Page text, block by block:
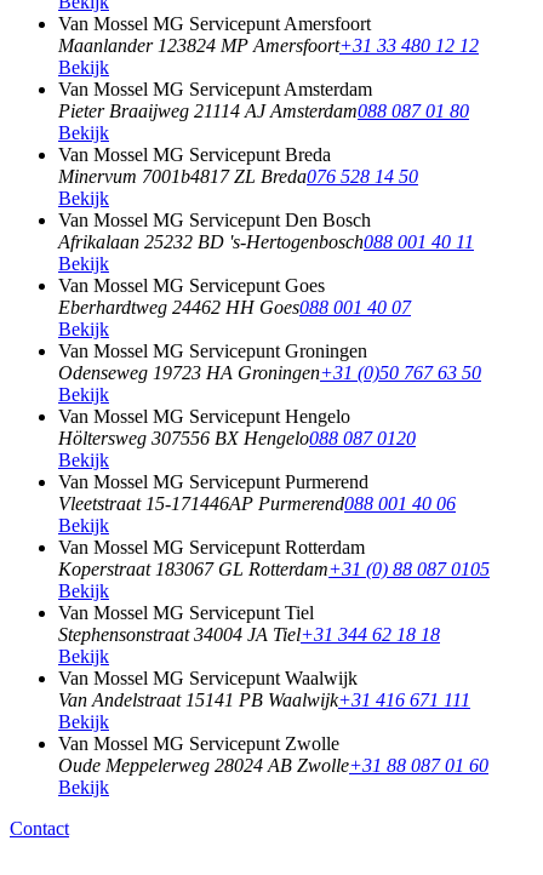
Van Mossel MG Servicepunt Amersfoort
Maanlander 123824 MP Amersfoort+31 33 480 12 12
Bekijk
Van Mossel MG Servicepunt Amsterdam
Pieter Braaijweg 21114 AJ Amsterdam088 087 01 80
Bekijk
Van Mossel MG Servicepunt Breda
Minervum 7001b4817 ZL Breda076 528 14 50
Bekijk
Van Mossel MG Servicepunt Den Bosch
Afrikalaan 25232 BD 's-Hertogenbosch088 001 40 11
Bekijk
Van Mossel MG Servicepunt Goes
Eberhardtweg 24462 HH Goes088 001 40 07
Bekijk
Van Mossel MG Servicepunt Groningen
Odenseweg 19723 HA Groningen+31 (0)50 767 63 50
Bekijk
Van Mossel MG Servicepunt Hengelo
Höltersweg 307556 BX Hengelo088 087 0120
Bekijk
Van Mossel MG Servicepunt Purmerend
Vleetstraat 15-171446AP Purmerend088 001 40 06
Bekijk
Van Mossel MG Servicepunt Rotterdam
Koperstraat 183067 GL Rotterdam+31 (0) 88 087 0105
Bekijk
Van Mossel MG Servicepunt Tiel
Stephensonstraat 34004 JA Tiel+31 344 62 18 18
Bekijk
Van Mossel MG Servicepunt Waalwijk
Van Andelstraat 15141 PB Waalwijk+31 416 671 111
Bekijk
Van Mossel MG Servicepunt Zwolle
Oude Meppelerweg 28024 AB Zwolle+31 88 087 01 60
Bekijk
Contact